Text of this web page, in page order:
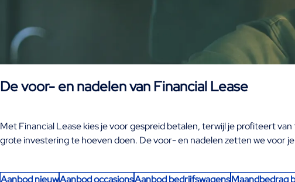
De voor- en nadelen van Financial Lease
Met Financial Lease kies je voor gespreid betalen, terwijl je profiteert
grote investering te hoeven doen. De voor- en nadelen zetten we voor
Aanbod nieuwAanbod occasionsAanbod bedrijfswagensMaandbedrag